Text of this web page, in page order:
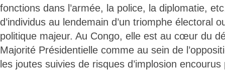
fonctions dans l’armée, la police, la diplomatie,
d’individus au lendemain d’un triomphe électoral
politique majeur. Au Congo, elle est au cœur du
Majorité Présidentielle comme au sein de
les joutes suivies de risques d’implosion encourus